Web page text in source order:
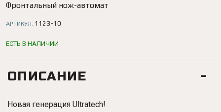
Фронтальный нож-автомат
АРТИКУЛ: 1123-10
ЕСТЬ В НАЛИЧИИ
ОПИСАНИЕ
Новая генерация Ultratech!